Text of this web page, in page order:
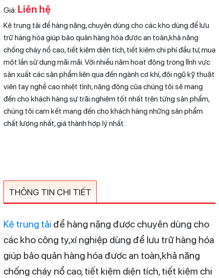
Giá: Liên hệ
Kệ trung tải để hàng nặng, chuyên dùng cho các kho dùng để lưu
trữ hàng hóa giúp bảo quản hàng hóa được an toàn,khả năng
chống cháy nổ cao, tiết kiệm diện tích, tiết kiệm chi phí đầu tư, mua
một lần sử dụng mãi mãi. Với nhiều năm hoạt động trong lĩnh vực
sản xuất các sản phẩm liên qua đến ngành cơ khí, đội ngũ kỹ thuật
viên tay nghề cao nhiệt tình, năng động của chúng tôi sẽ mang
đến cho khách hàng sự trãi nghiệm tốt nhất trên từng sản phẩm,
chúng tôi cam kết mang đến cho khách hàng những sản phẩm
chất lượng nhất, giá thành hợp lý nhất.
THÔNG TIN CHI TIẾT
Kệ trung tải để hàng nặng được chuyên dùng cho
các kho công ty,xí nghiệp dùng để lưu trữ hàng hóa
giúp bảo quản hàng hóa được an toàn,khả năng
chống cháy nổ cao, tiết kiệm diện tích, tiết kiệm chi